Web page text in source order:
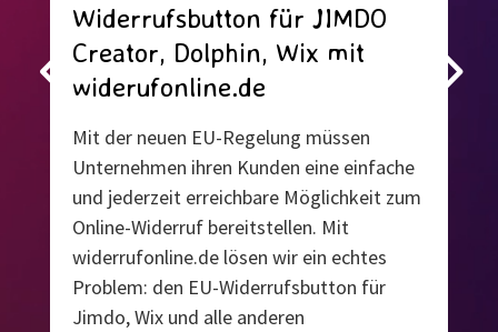
Widerrufsbutton für JIMDO
Creator, Dolphin, Wix mit
widerufonline.de
Mit der neuen EU-Regelung müssen
Unternehmen ihren Kunden eine einfache
und jederzeit erreichbare Möglichkeit zum
Online-Widerruf bereitstellen. Mit
widerrufonline.de lösen wir ein echtes
Problem: den EU-Widerrufsbutton für
Jimdo, Wix und alle anderen